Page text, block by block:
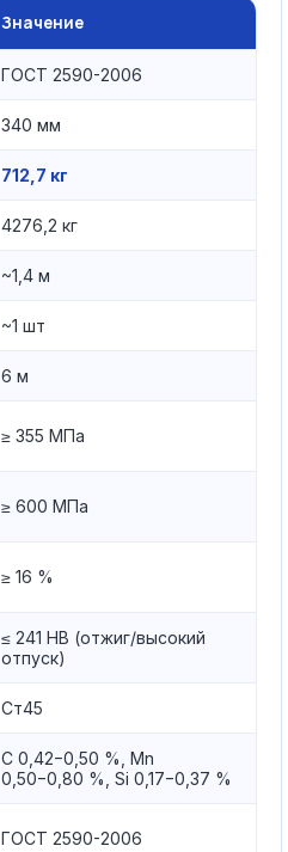
Значение
ГОСТ 2590-2006
340 мм
712,7 кг
4276,2 кг
~1,4 м
~1 шт
6 м
≥ 355 МПа
≥ 600 МПа
≥ 16 %
≤ 241 HB (отжиг/высокий
отпуск)
Ст45
C 0,42−0,50 %, Mn
0,50−0,80 %, Si 0,17−0,37 %
ГОСТ 2590-2006